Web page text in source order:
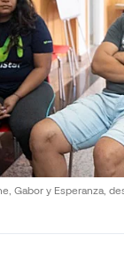
Gabor y Esperanza,